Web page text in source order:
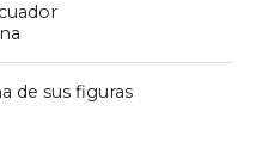
de sus figuras